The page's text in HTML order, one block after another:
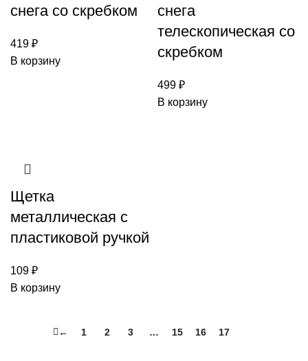
снега со скребком
419 ₽
В корзину
снега
телескопическая со
скребком
499 ₽
В корзину
Щетка
металлическая с
пластиковой ручкой
109 ₽
В корзину
← 1 2 3 … 15 16 17